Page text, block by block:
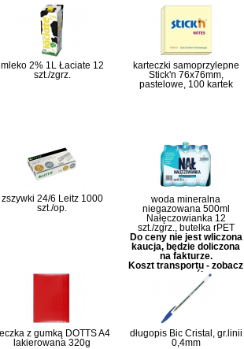
mleko 2% 1L Łaciate 12
szt./zgrz.
karteczki samoprzylepne
Stick'n 76x76mm,
pastelowe, 100 kartek
zszywki 24/6 Leitz 1000
szt./op.
woda mineralna
niegazowana 500ml
Nałęczowianka 12
szt./zgrz., butelka rPET
Do ceny nie jest wliczona
kaucja, będzie doliczona
na fakturze.
Koszt transportu - zobacz
szczegóły
z gumką DOTTS A4
lakierowana 320g
długopis Bic Cristal, gr.linii
0,4mm